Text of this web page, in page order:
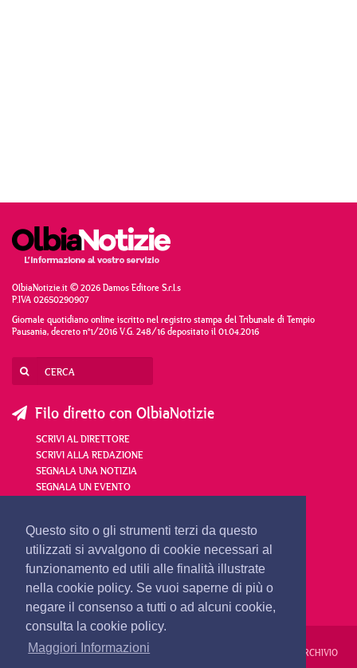
Questo sito o gli strumenti terzi da questo
utilizzati si avvalgono di cookie necessari al
funzionamento ed utili alle finalità illustrate
nella cookie policy. Se vuoi saperne di più o
negare il consenso a tutti o ad alcuni cookie,
consulta la cookie policy.
Maggiori Informazioni
OlbiaNotizie.it © 2026 Damos Editore S.r.l.s
P.IVA 02650290907
Giornale quotidiano online iscritto nel registro stampa del Tribunale di Tempio
Pausania, decreto n°1/2016 V.G. 248/16 depositato il 01.04.2016
Filo diretto con OlbiaNotizie
SCRIVI AL DIRETTORE
SCRIVI ALLA REDAZIONE
SEGNALA UNA NOTIZIA
SEGNALA UN EVENTO
redazione@olbianotizie.it
REDAZIONE PUBBLICITÀ PRIVACY E COOKIES ARCHIVIO